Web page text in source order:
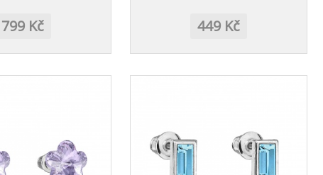
799 Kč 449 Kč